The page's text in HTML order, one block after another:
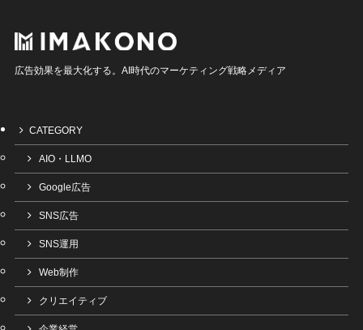
広告効果を最大化する。AI時代のマーケティング戦略メディア
CATEGORY
AIO・LLMO
Google広告
SNS広告
SNS運用
Web制作
クリエイティブ